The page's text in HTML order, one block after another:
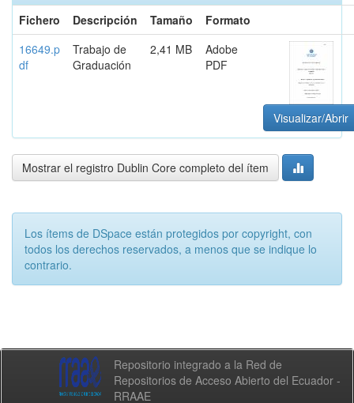
Fichero
Descripción Tamaño
Formato
16649.p
df
Trabajo de
Graduación
2,41 MB
Adobe
PDF
Visualizar/Abrir
Mostrar el registro Dublin Core completo del ítem
Los ítems de DSpace están protegidos por copyright, con
todos los derechos reservados, a menos que se indique lo
contrario.
Repositorio integrado a la Red de
Repositorios de Acceso Abierto del Ecuador -
RRAAE